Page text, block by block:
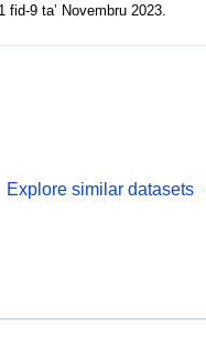
9 ta’ Novembru 2023.
Explore similar datasets